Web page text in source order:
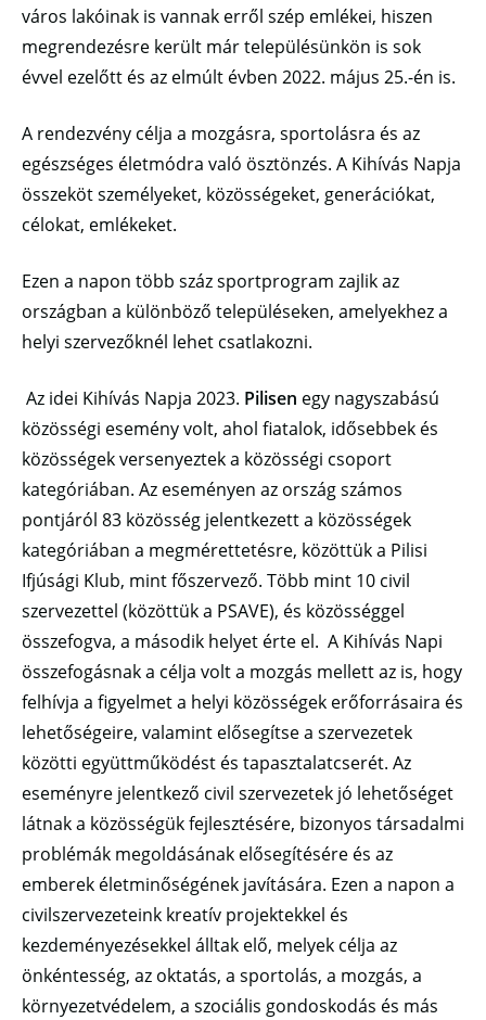
város lakóinak is vannak erről szép emlékei, hiszen
megrendezésre került már településünkön is sok
évvel ezelőtt és az elmúlt évben 2022. május 25.-én is.
A rendezvény célja a mozgásra, sportolásra és az
egészséges életmódra való ösztönzés. A Kihívás Napja
összeköt személyeket, közösségeket, generációkat,
célokat, emlékeket.
Ezen a napon több száz sportprogram zajlik az
országban a különböző településeken, amelyekhez a
helyi szervezőknél lehet csatlakozni.
Az idei Kihívás Napja 2023. Pilisen egy nagyszabású
közösségi esemény volt, ahol fiatalok, idősebbek és
közösségek versenyeztek a közösségi csoport
kategóriában. Az eseményen az ország számos
pontjáról 83 közösség jelentkezett a közösségek
kategóriában a megmérettetésre, közöttük a Pilisi
Ifjúsági Klub, mint főszervező. Több mint 10 civil
szervezettel (közöttük a PSAVE), és közösséggel
összefogva, a második helyet érte el. A Kihívás Napi
összefogásnak a célja volt a mozgás mellett az is, hogy
felhívja a figyelmet a helyi közösségek erőforrásaira és
lehetőségeire, valamint elősegítse a szervezetek
közötti együttműködést és tapasztalatcserét. Az
eseményre jelentkező civil szervezetek jó lehetőséget
látnak a közösségük fejlesztésére, bizonyos társadalmi
problémák megoldásának elősegítésére és az
emberek életminőségének javítására. Ezen a napon a
civilszervezeteink kreatív projektekkel és
kezdeményezésekkel álltak elő, melyek célja az
önkéntesség, az oktatás, a sportolás, a mozgás, a
környezetvédelem, a szociális gondoskodás és más